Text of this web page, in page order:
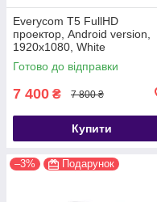
Everycom T5 FullHD
проектор, Android version,
1920х1080, White
Готово до відправки
7 400 ₴ 7 800 ₴
Купити
–3% Подарунок